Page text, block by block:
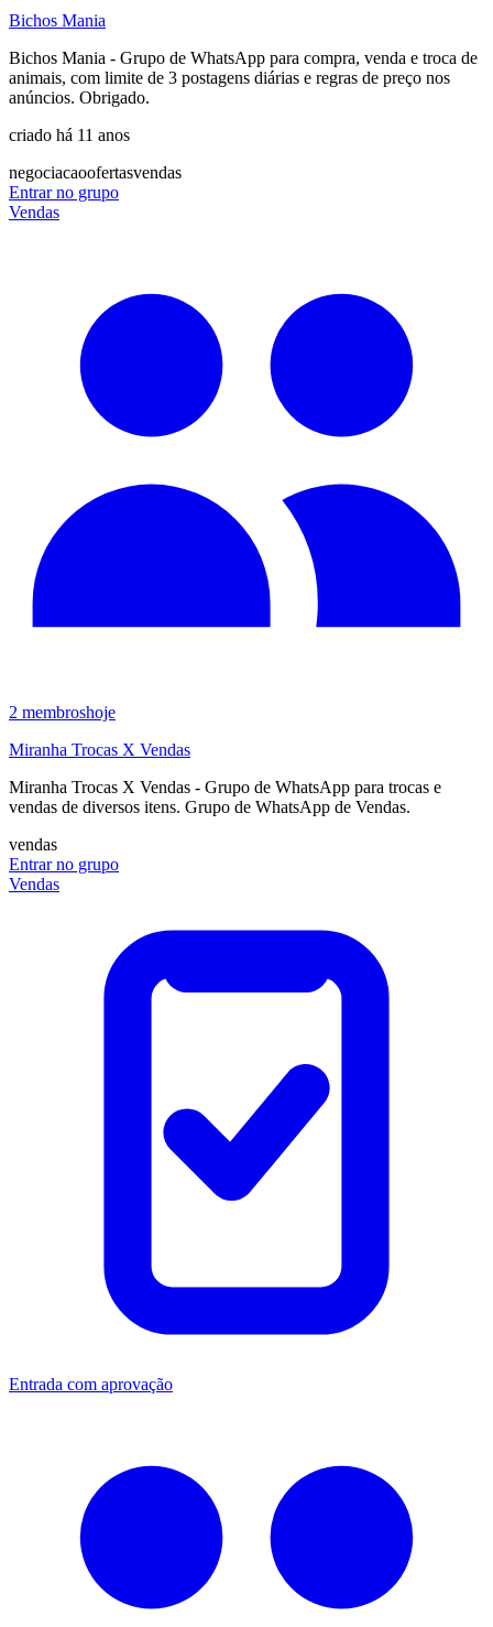
Bichos Mania
Bichos Mania - Grupo de WhatsApp para compra, venda e troca de
animais, com limite de 3 postagens diárias e regras de preço nos
anúncios. Obrigado.
criado há 11 anos
negociacaoofertasvendas
Entrar no grupo
Vendas
2 membroshoje
Miranha Trocas X Vendas
Miranha Trocas X Vendas - Grupo de WhatsApp para trocas e
vendas de diversos itens. Grupo de WhatsApp de Vendas.
vendas
Entrar no grupo
Vendas
Entrada com aprovação